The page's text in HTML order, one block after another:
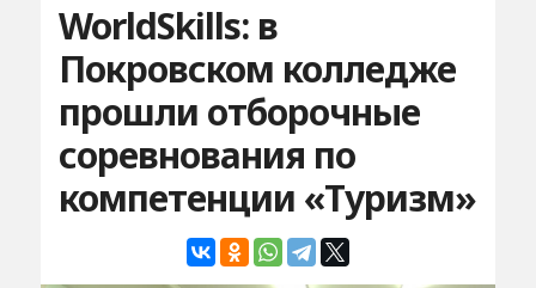
WorldSkills: в
Покровском колледже
прошли отборочные
соревнования по
компетенции «Туризм»